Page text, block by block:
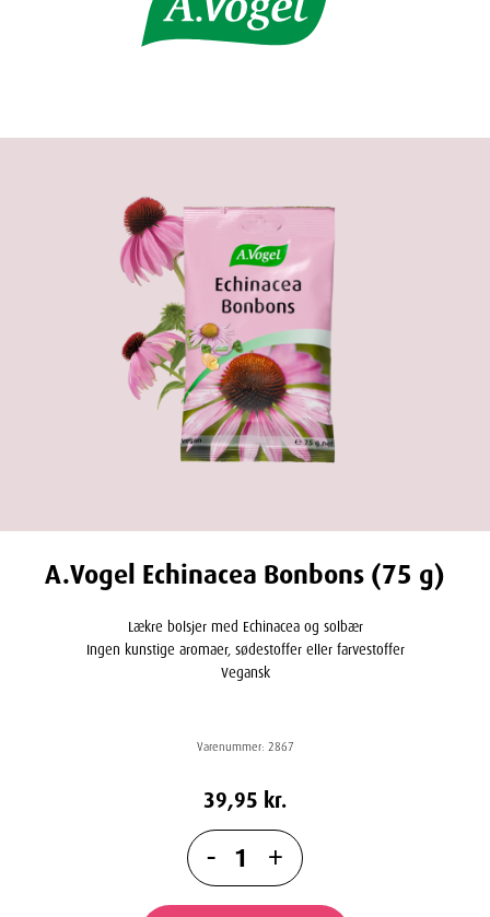
A.Vogel Echinacea Bonbons (75 g)
Lækre bolsjer med Echinacea og solbær
Ingen kunstige aromaer, sødestoffer eller farvestoffer
Vegansk
Varenummer: 2867
39,95 kr.
- +